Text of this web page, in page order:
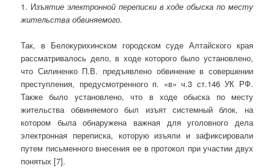
1. Изъятие электронной переписки в ходе обыска по месту
жительства обвиняемого.
Так, в Белокурихинском городском суде Алтайского края
рассматривалось дело, в ходе которого было установлено,
что Силиненко П.В. предъявлено обвинение в совершении
преступления, предусмотренного п. «в» ч.3 ст.146 УК РФ.
Также было установлено, что в ходе обыска по месту
жительства обвиняемого был изъят системный блок, на
котором была обнаружена важная для уголовного дела
электронная переписка, которую изъяли и зафиксировали
путем письменного внесения ее в протокол при участии двух
понятых [7].